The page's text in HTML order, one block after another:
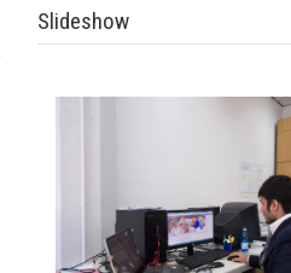
Slideshow